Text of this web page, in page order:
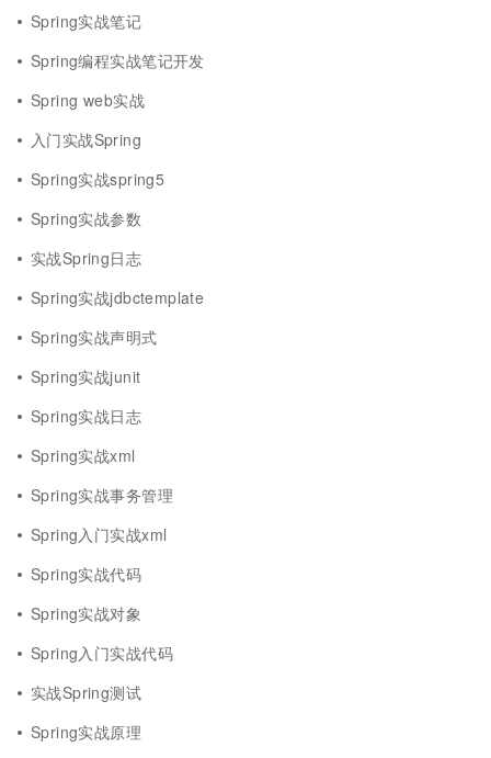
Spring实战笔记
Spring编程实战笔记开发
Spring web实战
入门实战Spring
Spring实战spring5
Spring实战参数
实战Spring日志
Spring实战jdbctemplate
Spring实战声明式
Spring实战junit
Spring实战日志
Spring实战xml
Spring实战事务管理
Spring入门实战xml
Spring实战代码
Spring实战对象
Spring入门实战代码
实战Spring测试
Spring实战原理